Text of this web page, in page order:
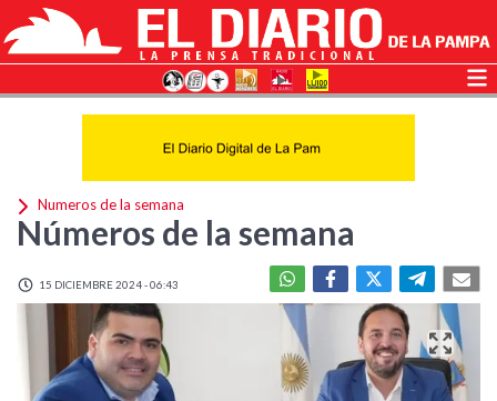
Numeros de la semana
Números de la semana
15 DICIEMBRE 2024 - 06:43